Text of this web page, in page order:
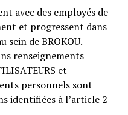
avec des employés de
et progressent dans
de BROKOU.
renseignements
et
personnels sont
identifiées à l’article 2